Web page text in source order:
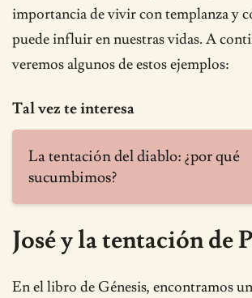
importancia de vivir con templanza y
puede influir en nuestras vidas. A
veremos algunos de estos ejemplos:
Tal vez te interesa
La tentación del diablo: ¿por qué
sucumbimos?
José y la tentación de
En el libro de Génesis, encontramos